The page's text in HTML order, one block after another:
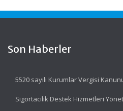
Son Haberler
5520 sayılı Kurumlar Vergisi
Sigortacılık Destek Hizmetleri